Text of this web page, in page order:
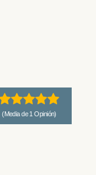
(Media de 1 Opinión)